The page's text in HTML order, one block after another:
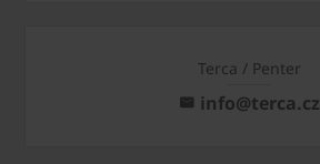
Terca / Penter
info@terca.cz